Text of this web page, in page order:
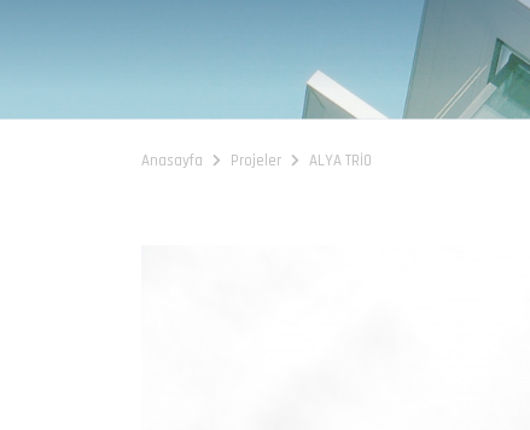
Anasayfa Projeler ALYA TRİO